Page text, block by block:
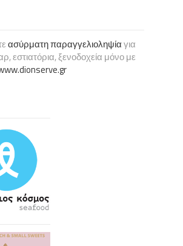
ασύρματη παραγγελιοληψίαγια
εστιατόρια, ξενοδοχεία μόνο με